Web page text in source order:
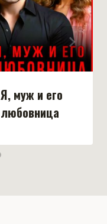
Я, муж и его
любовница